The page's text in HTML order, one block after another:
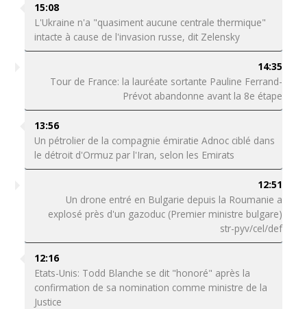
15:08
L'Ukraine n'a "quasiment aucune centrale thermique"
intacte à cause de l'invasion russe, dit Zelensky
14:35
Tour de France: la lauréate sortante Pauline Ferrand-
Prévot abandonne avant la 8e étape
13:56
Un pétrolier de la compagnie émiratie Adnoc ciblé dans
le détroit d'Ormuz par l'Iran, selon les Emirats
12:51
Un drone entré en Bulgarie depuis la Roumanie a
explosé près d'un gazoduc (Premier ministre bulgare)
str-pyv/cel/def
12:16
Etats-Unis: Todd Blanche se dit "honoré" après la
confirmation de sa nomination comme ministre de la
Justice